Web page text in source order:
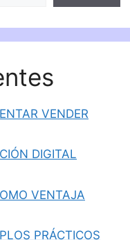
VENDER
DIGITAL
VENTAJA
PRÁCTICOS